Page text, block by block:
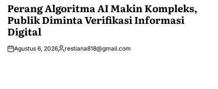
Perang Algoritma AI Makin Kompleks,
Publik Diminta Verifikasi Informasi
Digital
Agustus 6, 2026Posted
restiana818@gmail.com